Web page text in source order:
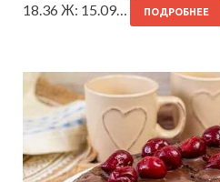
18.36 Ж: 15.09…
ПОДРОБНЕЕ